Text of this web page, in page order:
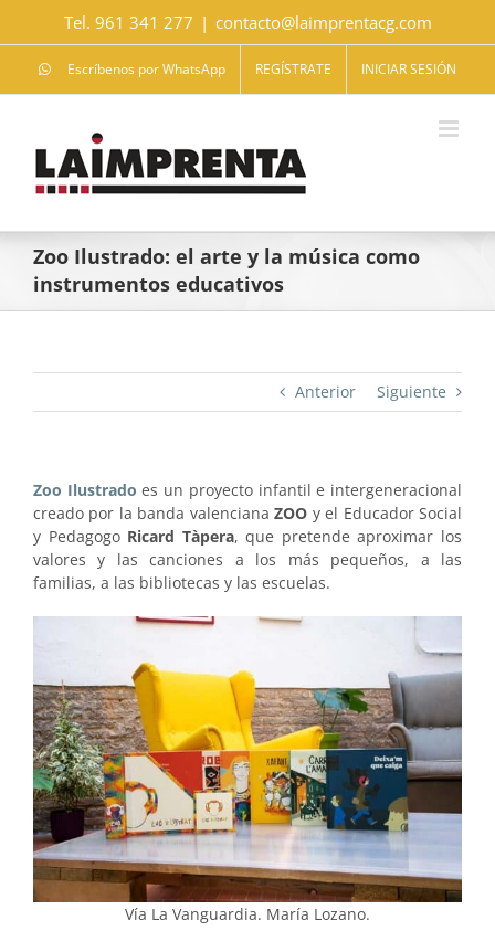
Tel. 961 341 277 | contacto@laimprentacg.com
Escríbenos por WhatsApp REGÍSTRATE INICIAR SESIÓN
Zoo Ilustrado: el arte y la música como
instrumentos educativos
Anterior Siguiente
Zoo Ilustrado es un proyecto infantil e intergeneracional
creado por la banda valencianaZOO y el Educador Social
y Pedagogo Ricard Tàpera, que pretende aproximar los
valores y las canciones a los más pequeños, a las
familias, a las bibliotecas y las escuelas.
Vía La Vanguardia. María Lozano.